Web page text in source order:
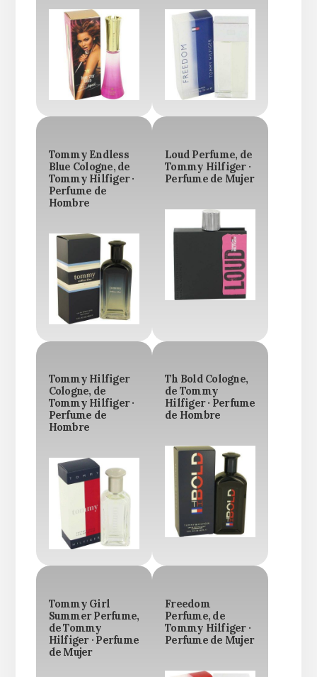
Tommy Endless
Blue Cologne, de
Tommy Hilfiger ·
Perfume de
Hombre
Loud Perfume, de
Tommy Hilfiger ·
Perfume de Mujer
Tommy Hilfiger
Cologne, de
Tommy Hilfiger ·
Perfume de
Hombre
Th Bold Cologne,
de Tommy
Hilfiger · Perfume
de Hombre
Tommy Girl
Summer Perfume,
de Tommy
Hilfiger · Perfume
de Mujer
Freedom
Perfume, de
Tommy Hilfiger ·
Perfume de Mujer